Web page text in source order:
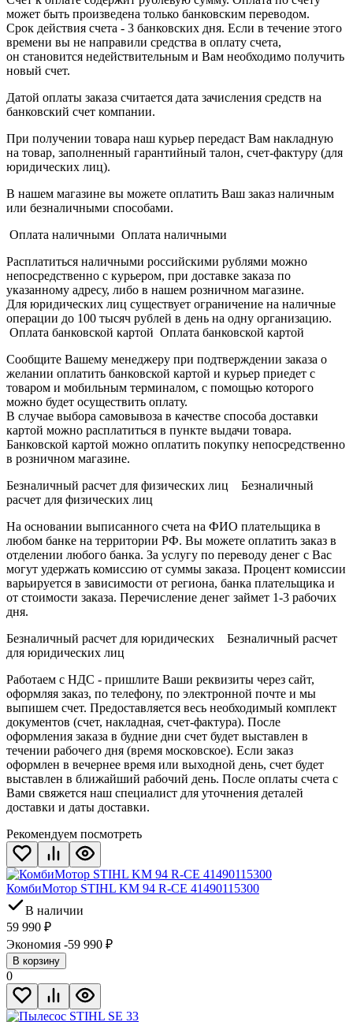
может быть произведена только банковским переводом.
Срок действия счета - 3 банковских дня. Если в течение этого
времени вы не направили средства в оплату счета,
он становится недействительным и Вам необходимо получить
новый счет.
Датой оплаты заказа считается дата зачисления средств на
банковский счет компании.
При получении товара наш курьер передаст Вам накладную
на товар, заполненный гарантийный талон, счет-фактуру (для
юридических лиц).
В нашем магазине вы можете оплатить Ваш заказ наличным
или безналичными способами.
Оплата наличными Оплата наличными
Расплатиться наличными российскими рублями можно
непосредственно с курьером, при доставке заказа по
указанному адресу, либо в нашем розничном магазине.
Для юридических лиц существует ограничение на наличные
операции до 100 тысяч рублей в день на одну организацию.
Оплата банковской картой Оплата банковской картой
Сообщите Вашему менеджеру при подтверждении заказа о
желании оплатить банковской картой и курьер приедет с
товаром и мобильным терминалом, с помощью которого
можно будет осуществить оплату.
В случае выбора самовывоза в качестве способа доставки
картой можно расплатиться в пункте выдачи товара.
Банковской картой можно оплатить покупку непосредственно
в розничном магазине.
Безналичный расчет для физических лиц Безналичный
расчет для физических лиц
На основании выписанного счета на ФИО плательщика в
любом банке на территории РФ. Вы можете оплатить заказ в
отделении любого банка. За услугу по переводу денег с Вас
могут удержать комиссию от суммы заказа. Процент комиссии
варьируется в зависимости от региона, банка плательщика и
от стоимости заказа. Перечисление денег займет 1-3 рабочих
дня.
Безналичный расчет для юридических Безналичный расчет
для юридических лиц
Работаем с НДС - пришлите Ваши реквизиты через сайт,
оформляя заказ, по телефону, по электронной почте и мы
выпишем счет. Предоставляется весь необходимый комплект
документов (счет, накладная, счет-фактура). После
оформления заказа в будние дни счет будет выставлен в
течении рабочего дня (время московское). Если заказ
оформлен в вечернее время или выходной день, счет будет
выставлен в ближайший рабочий день. После оплаты счета с
Вами свяжется наш специалист для уточнения деталей
доставки и даты доставки.
Рекомендуем посмотреть
КомбиМотор STIHL KM 94 R-CE 41490115300
В наличии
59 990 ₽
Экономия -59 990 ₽
В корзину
0